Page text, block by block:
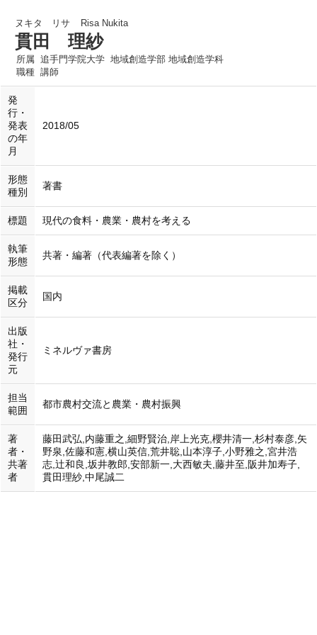
ヌキタ リサ Risa Nukita
貫田 理紗
所属 追手門学院大学 地域創造学部 地域創造学科
職種 講師
発
行・
発表
の年
月
2018/05
形態
種別
著書
標題 現代の食料・農業・農村を考える
執筆
形態
共著・編著（代表編著を除く）
掲載
区分
国内
出版
社・
発行
元
ミネルヴァ書房
担当
範囲
都市農村交流と農業・農村振興
著
者・
共著
者
藤田武弘,内藤重之,細野賢治,岸上光克,櫻井清一,杉村泰彦,矢
野泉,佐藤和憲,横山英信,荒井聡,山本淳子,小野雅之,宮井浩
志,辻和良,坂井教郎,安部新一,大西敏夫,藤井至,阪井加寿子,
貫田理紗,中尾誠二